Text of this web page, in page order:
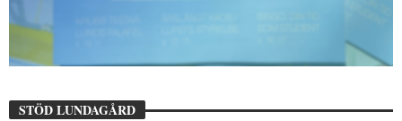
STÖD LUNDAGÅRD